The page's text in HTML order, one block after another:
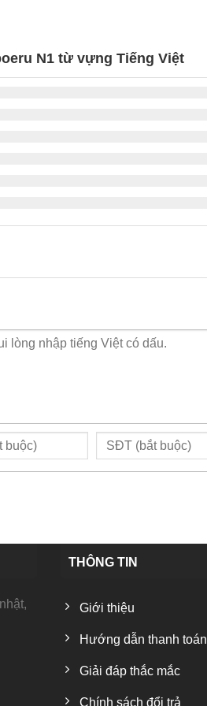
N1 từ vựng Tiếng Việt
THÔNG TIN
Giới thiệu
Hướng dẫn thanh toán
Giải đáp thắc mắc
Chính sách đổi trả